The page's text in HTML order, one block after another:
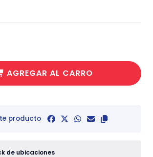
AGREGAR AL CARRO
producto
de ubicaciones